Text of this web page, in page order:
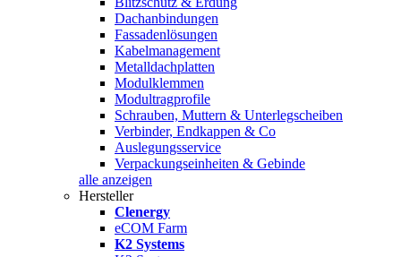
Dachanbindungen
Fassadenlösungen
Kabelmanagement
Metalldachplatten
Modulklemmen
Modultragprofile
Schrauben, Muttern & Unterlegscheiben
Verbinder, Endkappen & Co
Auslegungsservice
Verpackungseinheiten & Gebinde
alle anzeigen
Hersteller
Clenergy
eCOM Farm
K2 Systems